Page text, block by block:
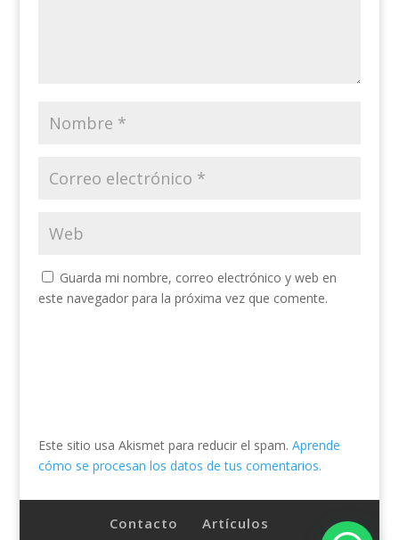
Guarda mi nombre, correo electrónico y web en
este navegador para la próxima vez que comente.
Este sitio usa Akismet para reducir el spam. Aprende
cómo se procesan los datos de tus comentarios.
Contacto Artículos